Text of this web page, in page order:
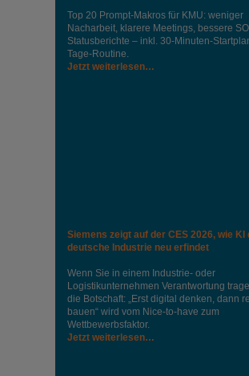
Top 20 Prompt-Makros für KMU: weniger
Nacharbeit, klarere Meetings, bessere
Statusberichte – inkl. 30-Minuten-
Tage-Routine.
Jetzt weiterlesen…
Siemens zeigt auf der CES 2026, wie KI
deutsche Industrie neu erfindet
Wenn Sie in einem Industrie‑ oder
Logistikunternehmen Verantwortung
die Botschaft: „Erst digital denken, dann
bauen“ wird vom Nice‑to‑have zum
Wettbewerbsfaktor.
Jetzt weiterlesen…